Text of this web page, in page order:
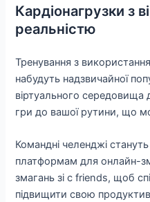
Кардіонагрузки з
реальністю
Тренування з
набудуть надзвичайної
віртуального
гри до вашої рутини, що
Командні челенджі
платформам для онлайн-
змагань зі с friends, щоб
підвищити свою